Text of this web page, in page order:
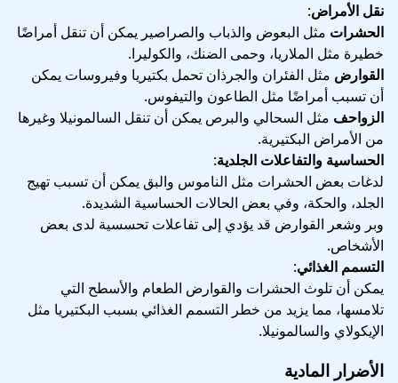
نقل الأمراض:
الحشرات مثل البعوض والذباب والصراصير يمكن أن تنقل أمراضًا
خطيرة مثل الملاريا، وحمى الضنك، والكوليرا.
القوارض مثل الفئران والجرذان تحمل بكتيريا وفيروسات يمكن
أن تسبب أمراضًا مثل الطاعون والتيفوس.
الزواحف مثل السحالي والبرص يمكن أن تنقل السالمونيلا وغيرها
من الأمراض البكتيرية.
الحساسية والتفاعلات الجلدية:
لدغات بعض الحشرات مثل الناموس والبق يمكن أن تسبب تهيج
الجلد، والحكة، وفي بعض الحالات الحساسية الشديدة.
وبر وشعر القوارض قد يؤدي إلى تفاعلات تحسسية لدى بعض
الأشخاص.
التسمم الغذائي:
يمكن أن تلوث الحشرات والقوارض الطعام والأسطح التي
تلامسها، مما يزيد من خطر التسمم الغذائي بسبب البكتيريا مثل
الإيكولاي والسالمونيلا.
الأضرار المادية